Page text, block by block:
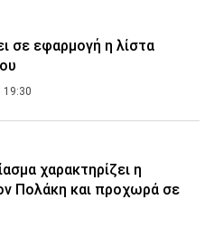
σε εφαρμογή η λίστα
19:30
χαρακτηρίζει η
Πολάκη και προχωρά σε